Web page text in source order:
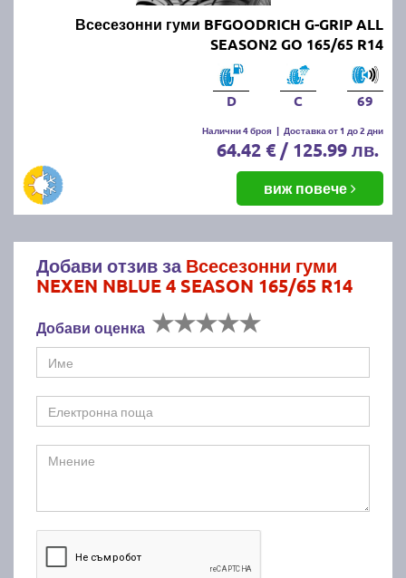
Всесезонни гуми BFGOODRICH G-GRIP ALL
SEASON2 GO 165/65 R14
D C 69
Налични 4 броя | Доставка от 1 до 2 дни
64.42 € / 125.99 лв.
виж повече
Добави отзив заВсесезонни гуми
NEXEN NBLUE 4 SEASON 165/65 R14
Добави оценка